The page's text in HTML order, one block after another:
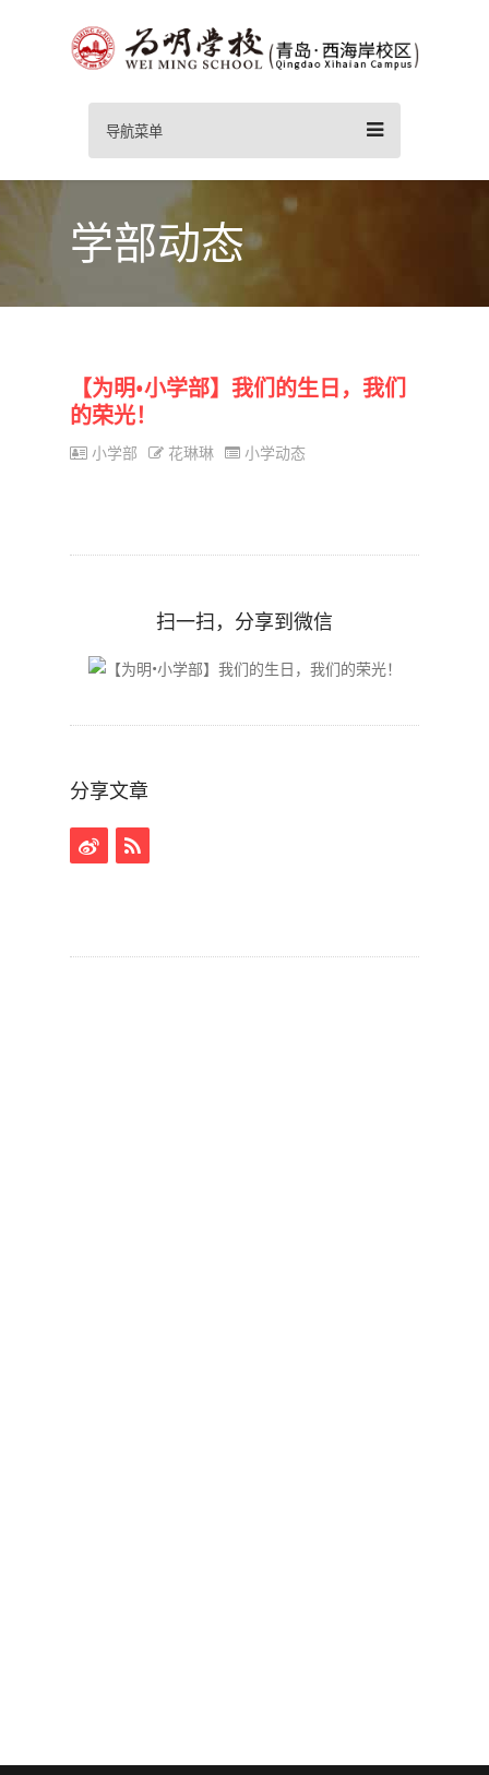
导航菜单
学部动态
【为明•小学部】我们的生日，我们
的荣光！
小学部 花琳琳 小学动态
扫一扫，分享到微信
分享文章